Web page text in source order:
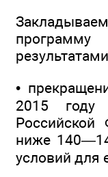
•
2015 году
ниже
условий для